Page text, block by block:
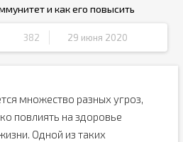
382 29 июня 2020
множество разных угроз,
повлиять на здоровье
Одной из таких